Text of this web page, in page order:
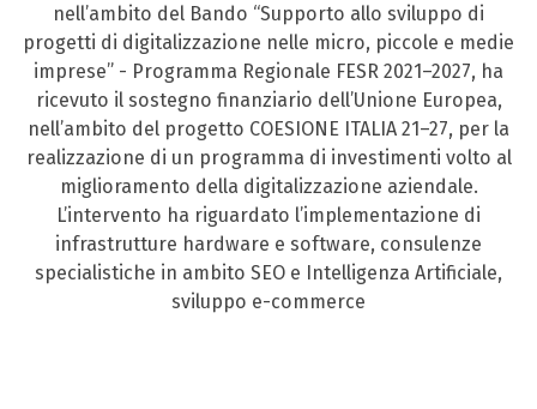
nell’ambito del Bando “Supporto allo sviluppo di
progetti di digitalizzazione nelle micro, piccole e medie
imprese” - Programma Regionale FESR 2021–2027, ha
ricevuto il sostegno finanziario dell’Unione Europea,
nell’ambito del progetto COESIONE ITALIA 21–27, per la
realizzazione di un programma di investimenti volto al
miglioramento della digitalizzazione aziendale.
L’intervento ha riguardato l’implementazione di
infrastrutture hardware e software, consulenze
specialistiche in ambito SEO e Intelligenza Artificiale,
sviluppo e-commerce